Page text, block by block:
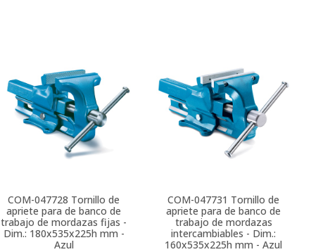
COM-047728 Tornillo de
apriete para de banco de
trabajo de mordazas fijas -
Dim.: 180x535x225h mm -
Azul
COM-047731 Tornillo de
apriete para de banco de
trabajo de mordazas
intercambiables - Dim.:
160x535x225h mm - Azul